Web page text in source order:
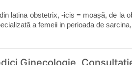
latina obstetrix, -icis = moașă, de la
a femeii in perioada de
Ginecologie,